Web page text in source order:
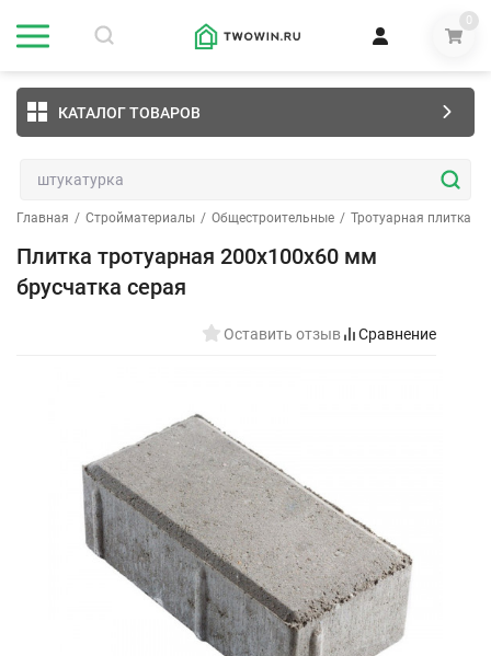
0
КАТАЛОГ ТОВАРОВ
Главная / Стройматериалы / Общестроительные / Тротуарная плитка
Плитка тротуарная 200x100x60 мм
брусчатка серая
Оставить отзыв Сравнение